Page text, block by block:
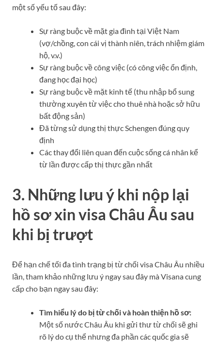
một số yếu tố sau đây:
Sự ràng buộc về mặt gia đình tại Việt Nam
(vợ/chồng, con cái vị thành niên, trách nhiệm giám
hộ, v.v.)
Sự ràng buộc về công việc (có công việc ổn định,
đang học đại học)
Sự ràng buộc về mặt kinh tế (thu nhập bổ sung
thường xuyên từ việc cho thuê nhà hoặc sở hữu
bất động sản)
Đã từng sử dụng thị thực Schengen đúng quy
định
Các thay đổi liên quan đến cuộc sống cá nhân kể
từ lần được cấp thị thực gần nhất
3. Những lưu ý khi nộp lại
hồ sơ xin visa Châu Âu sau
khi bị trượt
Để hạn chế tối đa tình trạng bị từ chối visa Châu Âu nhiều
lần, tham khảo những lưu ý ngay sau đây mà Visana cung
cấp cho bạn ngay sau đây:
Tìm hiểu lý do bị từ chối và hoàn thiện hồ sơ:
Một số nước Châu Âu khi gửi thư từ chối sẽ ghi
rõ lý do cụ thể nhưng đa phần các quốc gia sẽ